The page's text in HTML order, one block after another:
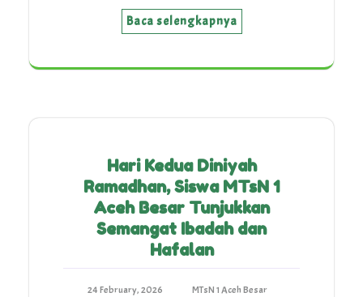
Baca selengkapnya
Hari Kedua Diniyah
Ramadhan, Siswa MTsN 1
Aceh Besar Tunjukkan
Semangat Ibadah dan
Hafalan
24 February, 2026
MTsN 1 Aceh Besar